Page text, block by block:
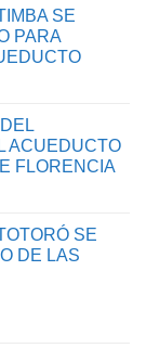
SE
PARA
ACUEDUCTO
FLORENCIA
SE
DE LAS